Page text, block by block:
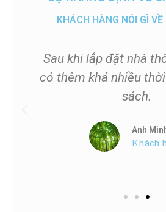
KHÁCH HÀNG NÓI GÌ VỀ
Sau khi lắp đặt nhà
có thêm khá nhiều
sách.
Anh
Khách